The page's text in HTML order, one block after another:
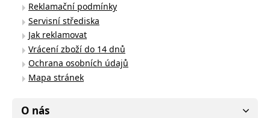
Reklamační podmínky
Servisní střediska
Jak reklamovat
Vrácení zboží do 14 dnů
Ochrana osobních údajů
Mapa stránek
O nás